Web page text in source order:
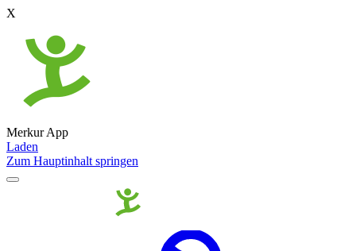
X
Merkur App
Laden
Zum Hauptinhalt springen